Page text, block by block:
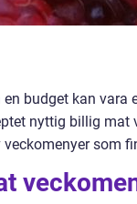
budget kan vara
nyttig billig mat
som